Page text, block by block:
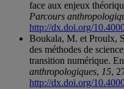
face aux enjeux
Parcours
http://dx.doi.org/
Boukala, M. et Proulx,
des méthodes de
transition numérique.
anthropologiques, 15,
http://dx.doi.org/